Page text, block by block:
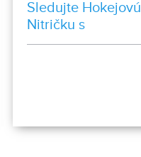
Sledujte Hokejovú
Nitričku s
kulinárskym